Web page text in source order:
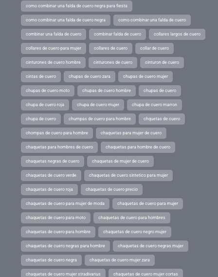
como combinar una falda de cuero negra para fiesta
como combinar una falda de cuero negra como combinar una falda de cuero
combinar una falda de cuero combinar falda de cuero collares largos de cuero
collares de cuero para mujer collares de cuero collar de cuero
cinturones de cuero hombre cinturones de cuero cinturon de cuero
cintas de cuero chupas de cuero zara chupas de cuero mujer
chupas de cuero moto chupas de cuero hombre chupas de cuero
chupa de cuero roja chupa de cuero mujer chupa de cuero marron
chupa de cuero chumpas de cuero para hombre chquetas de cuero
chompas de cuero para hombre chaquetas para mujer de cuero
chaquetas para hombres de cuero chaquetas para hombre de cuero
chaquetas negras de cuero chaquetas de mujer de cuero
chaquetas de cuero verde chaquetas de cuero sintetico para mujer
chaquetas de cuero roja chaquetas de cuero precio
chaquetas de cuero para mujer de moda chaquetas de cuero para mujer
chaquetas de cuero para moto chaquetas de cuero para hombres
chaquetas de cuero para hombre chaquetas de cuero negro mujer
chaquetas de cuero negras para hombre chaquetas de cuero negras mujer
chaquetas de cuero negra chaquetas de cuero mujer zara
chaquetas de cuero mujer stradivarius chaquetas de cuero mujer cortas